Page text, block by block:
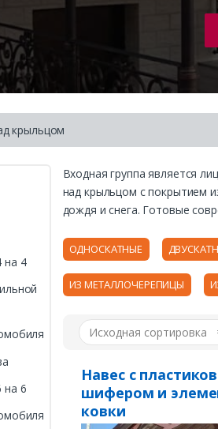
крыльцом
Входная группа является
над крыльцом с покрытием
дождя и снега. Готовые
ОДНОСКАТНЫЕ
ИЗ МЕТАЛЛОЧЕРЕПИЦЫ
Навес с
шифером и
ковки
на 4
на 6